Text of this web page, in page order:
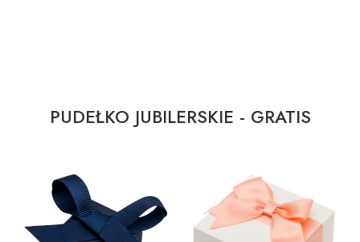
PUDEŁKO JUBILERSKIE - GRATIS